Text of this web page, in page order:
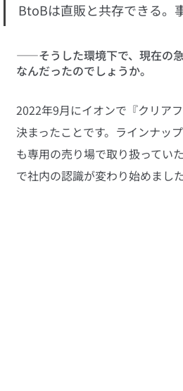
BtoBは直販と共存できる。
――そうした環境下で、現在の
なんだったのでしょうか。
2022年9月にイオンで『クリア
決まったことです。ラインナッ
も専用の売り場で取り扱ってい
で社内の認識が変わり始めました